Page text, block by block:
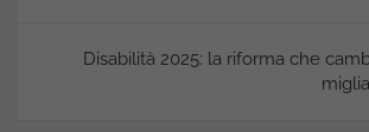
Disabilità 2025: la riforma che